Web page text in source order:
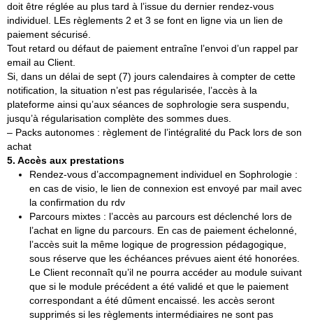
doit être réglée au plus tard à l’issue du dernier rendez-vous
individuel. LEs règlements 2 et 3 se font en ligne via un lien de
paiement sécurisé.
Tout retard ou défaut de paiement entraîne l’envoi d’un rappel par
email au Client.
Si, dans un délai de sept (7) jours calendaires à compter de cette
notification, la situation n’est pas régularisée, l’accès à la
plateforme ainsi qu’aux séances de sophrologie sera suspendu,
jusqu’à régularisation complète des sommes dues.
– Packs autonomes : règlement de l’intégralité du Pack lors de son
achat
5. Accès aux prestations
Rendez-vous d’accompagnement individuel en Sophrologie :
en cas de visio, le lien de connexion est envoyé par mail avec
la confirmation du rdv
Parcours mixtes : l’accès au parcours est déclenché lors de
l’achat en ligne du parcours. En cas de paiement échelonné,
l’accès suit la même logique de progression pédagogique,
sous réserve que les échéances prévues aient été honorées.
Le Client reconnaît qu’il ne pourra accéder au module suivant
que si le module précédent a été validé et que le paiement
correspondant a été dûment encaissé. les accès seront
supprimés si les règlements intermédiaires ne sont pas